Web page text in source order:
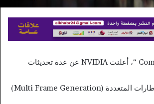
في معرض ” Computex “، أعلنت NVIDIA عن عدة تحديثات
DLSS 4 مع توليد الإطارات المتعددة (Multi Frame Generation)